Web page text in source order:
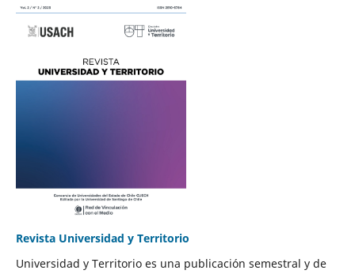
Revista Universidad y Territorio
Universidad y Territorio es una publicación semestral y de